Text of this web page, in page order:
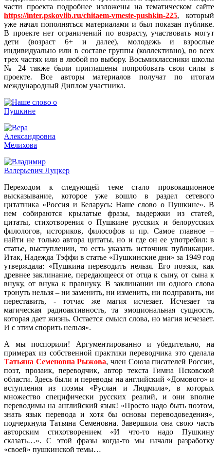
части проекта подробнее изложены на тематическом сайте
https://inter.pskovlib.ru/chitaem-vmeste-pushkin-225, который
уже начал пополняться материалами и был показан публике.
В проекте нет ограничений по возрасту, участвовать могут
дети (возраст 6+ и далее), молодежь и взрослые
индивидуально или в составе группы (коллективно), во всех
трех частях или в любой по выбору. Восьмиклассники школы
№ 24 также были приглашены попробовать свои силы в
проекте. Все авторы материалов получат по итогам
международный Диплом участника.
Переходом к следующей теме стало провокационное
высказывание, которое уже вошло в раздел сетевого
цитатника «Россия и Беларусь: Наше слово о Пушкине». В
нем собираются крылатые фразы, выдержки из статей,
цитаты, стихотворения о Пушкине русских и белорусских
филологов, историков, философов и пр. Самое главное –
найти не только автора цитаты, но и где он ее употребил: в
статье, выступлении, то есть указать источник публикации.
Итак, Надежда Тэффи в статье «Пушкинские дни» за 1949 год
утверждала: «Пушкина переводить нельзя. Его поэзия, как
древнее заклинание, передающееся от отца к сыну, от сына к
внуку, от внука к правнуку. В заклинании ни одного слова
тронуть нельзя – ни заменить, ни изменить, ни подправить, ни
переставить, - тотчас же магия исчезает. Исчезает та
магическая радиоактивность, та эмоциональная сущность,
которая дает жизнь. Остается смысл слова, но магия исчезает.
И с этим спорить нельзя».
А мы поспорили! Аргументированно и убедительно, на
примерах из собственной практики переводчика это сделала
Татьяна Семеновна Рыжова, член Союза писателей России,
поэт, прозаик, переводчик, автор текста Гимна Псковской
области. Здесь были и переводы на английский «Домового» и
вступления из поэмы «Руслан и Людмила», в которых
множество специфически русских реалий, и они вполне
переводимы на английский язык! «Просто надо быть поэтом,
знать язык перевода и хотя бы основы переводоведения»,
подчеркнула Татьяна Семеновна. Завершила она свою часть
авторским стихотворением «И что-то надо Пушкину
сказать…». С этой фразы когда-то мы начали разработку
«своей» пушкинской темы…